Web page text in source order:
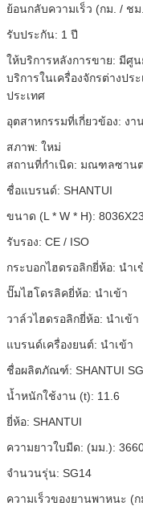
ย้อนกลับความเร็ว (กม. / ชม
รับประกัน: 1 ปี
ให้บริการหลังการขาย: มีศูน
บริการในเครื่องจักรต่างป
ประเทศ
อุตสาหกรรมที่เกี่ยวข้อง: งา
สภาพ: ใหม่
สถานที่กำเนิด: มณฑลซานต
ชื่อแบรนด์: SHANTUI
ขนาด (L * W * H):
รับรอง: CE / ISO
กระบอกไฮดรอลิกยี่ห้อ: นำเ
ปั๊มไฮโดรลิคยี่ห้อ: นำเข้า
วาล์วไฮดรอลิกยี่ห้อ: นำเข้า
แบรนด์เครื่องยนต์: นำเข้า
ชื่อผลิตภัณฑ์: SHANTUI
น้ำหนักใช้งาน (t): 11.6
ยี่ห้อ: SHANTUI
ความยาวใบมีด: (มม.):
จำนวนรุ่น: SG14
ความเร็วของยานพาหนะ (